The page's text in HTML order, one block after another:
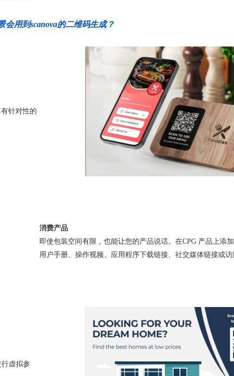
会用到scanova的二维码生成？
针对性的
消费产品
即使包装空间有限，也能让您的产品说话。在CPG 产品上添
用户手册、操作视频、应用程序下载链接、社交媒体链接或访
虚拟参